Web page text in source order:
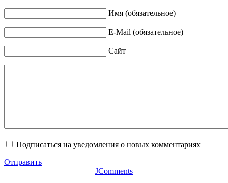
Имя (обязательное)
E-Mail (обязательное)
Сайт
Подписаться на уведомления о новых комментариях
Отправить
JComments